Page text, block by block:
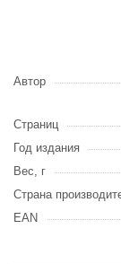
Автор
Страниц
Год издания
Вес, г
Страна
EAN